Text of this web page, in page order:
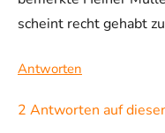
scheint recht gehabt
Antworten
2 Antworten auf